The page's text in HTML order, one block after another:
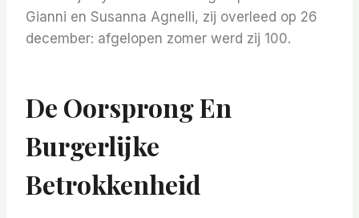
Gianni en Susanna Agnelli, zij overleed op 26
december: afgelopen zomer werd zij 100.
De Oorsprong En
Burgerlijke
Betrokkenheid